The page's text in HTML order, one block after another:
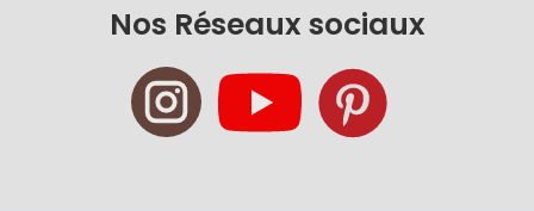
Nos Réseaux sociaux